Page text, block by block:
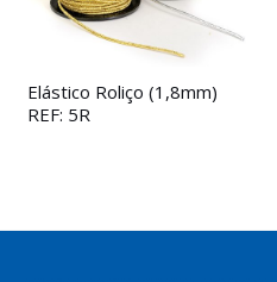
Elástico Roliço (1,8mm)
REF: 5R